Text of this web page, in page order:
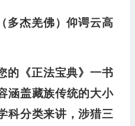
多杰羌佛）仰谔云高
的《正法宝典》一书
涵盖藏族传统的大小
科分类来讲，涉猎三